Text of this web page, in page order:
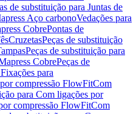
de substituição para Juntas de
Aço carbonoVedações para
CobrePontas de
CruzetasPeças de substituição
Peças de substituição para
CobrePeças de
para
compressão FlowFitCom
para Com ligações por
compressão FlowFitCom